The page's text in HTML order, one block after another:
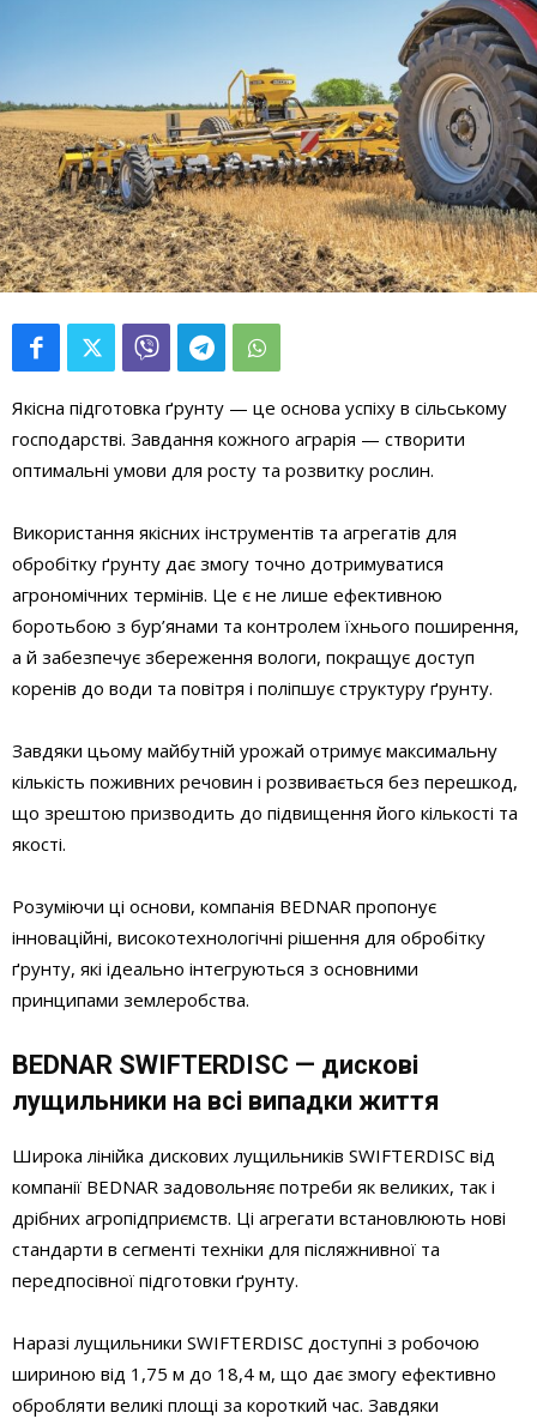
Якісна підготовка ґрунту — це основа успіху в сільському
господарстві. Завдання кожного аграрія — створити
оптимальні умови для росту та розвитку рослин.
Використання якісних інструментів та агрегатів для
обробітку ґрунту дає змогу точно дотримуватися
агрономічних термінів. Це є не лише ефективною
боротьбою з бур’янами та контролем їхнього поширення,
а й забезпечує збереження вологи, покращує доступ
коренів до води та повітря і поліпшує структуру ґрунту.
Завдяки цьому майбутній урожай отримує максимальну
кількість поживних речовин і розвивається без перешкод,
що зрештою призводить до підвищення його кількості та
якості.
Розуміючи ці основи, компанія BEDNAR пропонує
інноваційні, високотехнологічні рішення для обробітку
ґрунту, які ідеально інтегруються з основними
принципами землеробства.
BEDNAR SWIFTERDISC — дискові
лущильники на всі випадки життя
Широка лінійка дискових лущильників SWIFTERDISC від
компанії BEDNAR задовольняє потреби як великих, так і
дрібних агропідприємств. Ці агрегати встановлюють нові
стандарти в сегменті техніки для післяжнивної та
передпосівної підготовки ґрунту.
Наразі лущильники SWIFTERDISC доступні з робочою
шириною від 1,75 м до 18,4 м, що дає змогу ефективно
обробляти великі площі за короткий час. Завдяки